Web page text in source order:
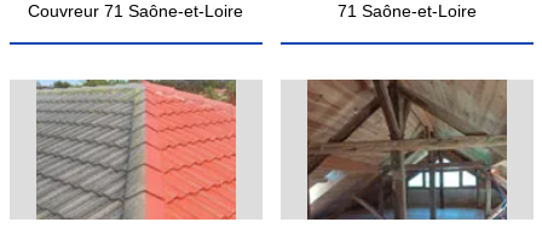
Couvreur 71 Saône-et-Loire
71 Saône-et-Loire